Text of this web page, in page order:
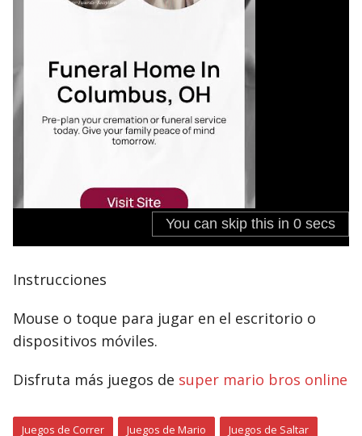
Instrucciones
Mouse o toque para jugar en el escritorio o
dispositivos móviles.
Disfruta más juegos de super mario bros online
Juegos de Correr Juegos de Mario Juegos de Saltar